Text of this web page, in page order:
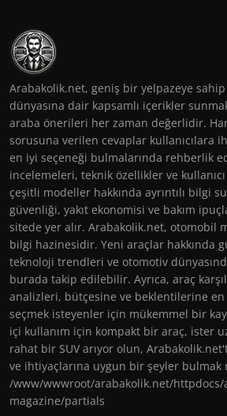
Arabakolik.net, geniş bir yelpazeye
dünyasına dair kapsamlı içerikler
araba önerileri her zaman değerlidir.
sorusuna verilen cevaplar kullanıcılara
en iyi seçeneği bulmalarında rehberlik
incelemeleri, teknik özellikler ve
çeşitli modeller hakkında ayrıntılı bilgi
güvenliği, yakıt ekonomisi ve bakım
sitede yer alır. Arabakolik.net, otomobil
bilgi hazinesidir. Yeni araçlar hakkında
teknoloji trendleri ve otomotiv
burada takip edilebilir. Ayrıca, araç
analizleri, bütçesine ve beklentilerine en
seçmek isteyenler için mükemmel bir
içi kullanım için kompakt bir araç, ister
rahat bir SUV arıyor olun,
ve ihtiyaçlarına uygun bir şeyler bulmak
/www/wwwroot/arabakolik.net/
magazine/partials